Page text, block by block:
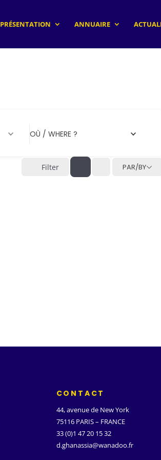
PRÉSENTATION ANNUAIRE
OÙ / WHERE ?
Filter PAR/BY
CONTACT
44, avenue de New York
75116 PARIS – FRANCE
33 (0)1 47 20 15 32
d.ghanassia@wanadoo.fr